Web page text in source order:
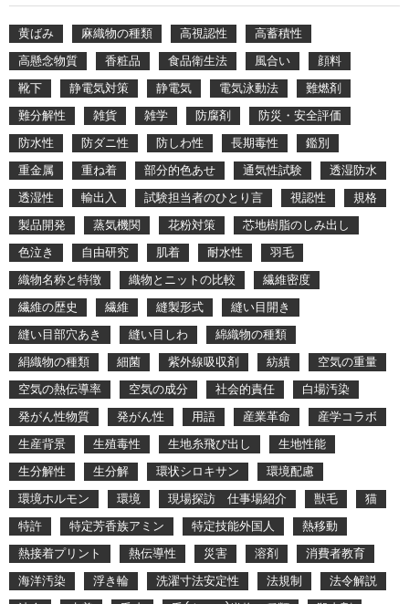
黄ばみ 麻織物の種類 高視認性
高蓄積性
高懸念物質
香粧品 食品衛生法 風合い
顔料
靴下
静電気対策 静電気 電気泳動法
難燃剤
難分解性
雑貨 雑学 防腐剤
防災・安全評価
防水性
防ダニ性 防しわ性 長期毒性
鑑別
重金属
重ね着 部分的色あせ 通気性試験
透湿防水
透湿性
輸出入 試験担当者のひとり言 視認性
規格
製品開発
蒸気機関 花粉対策
芯地樹脂のしみ出し
色泣き
自由研究 肌着 耐水性
羽毛
織物名称と特徴
織物とニットの比較
繊維密度
繊維の歴史
繊維 縫製形式
縫い目開き
縫い目部穴あき
縫い目しわ
綿織物の種類
絹織物の種類
細菌 紫外線吸収剤 紡績
空気の重量
空気の熱伝導率
空気の成分 社会的責任
白場汚染
発がん性物質
発がん性 用語 産業革命
産学コラボ
生産背景
生殖毒性 生地糸飛び出し
生地性能
生分解性
生分解 環状シロキサン
環境配慮
環境ホルモン
環境 現場探訪 仕事場紹介 獣毛
猫
特許
特定芳香族アミン 特定技能外国人
熱移動
熱接着プリント
熱伝導性 災害 溶剤
消費者教育
海洋汚染
浮き輪 洗濯寸法安定性 法規制
法令解説